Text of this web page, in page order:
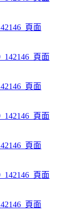
頁面
頁面
頁面
頁面